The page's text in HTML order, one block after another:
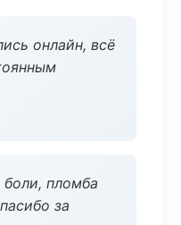
онлайн, всё
пломба
за